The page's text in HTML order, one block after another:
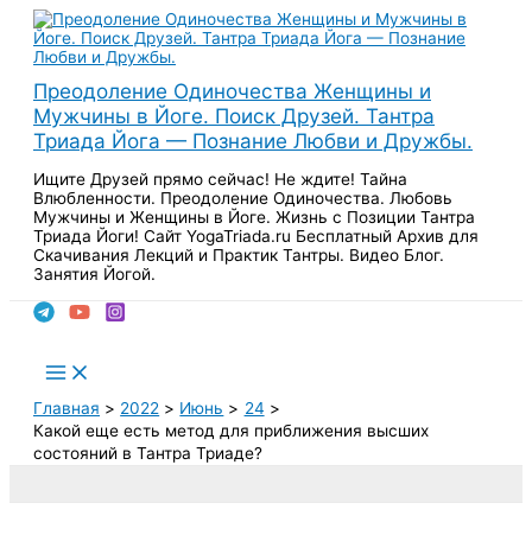
Перейти
содержимому
Преодоление Одиночества Женщины и
Мужчины в Йоге. Поиск Друзей. Тантра
Триада Йога — Познание Любви и Дружбы.
Ищите Друзей прямо сейчас! Не ждите! Тайна
Влюбленности. Преодоление Одиночества. Любовь
Мужчины и Женщины в Йоге. Жизнь с Позиции Тантра
Триада Йоги! Сайт YogaTriada.ru Бесплатный Архив для
Скачивания Лекций и Практик Тантры. Видео Блог.
Занятия Йогой.
Main
Menu
Главная
2022 Июнь
24
Какой еще есть метод для приближения высших
состояний в Тантра Триаде?